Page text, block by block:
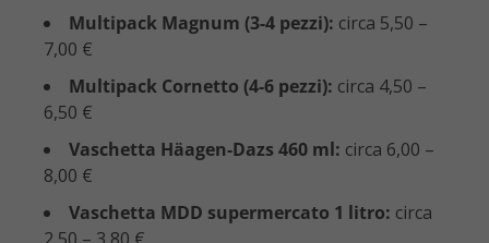
Multipack Magnum (3-4 pezzi): circa 5,50 –
7,00 €
Multipack Cornetto (4-6 pezzi): circa 4,50 –
6,50 €
Vaschetta Häagen-Dazs 460 ml: circa 6,00 –
8,00 €
Vaschetta MDD supermercato 1 litro: circa